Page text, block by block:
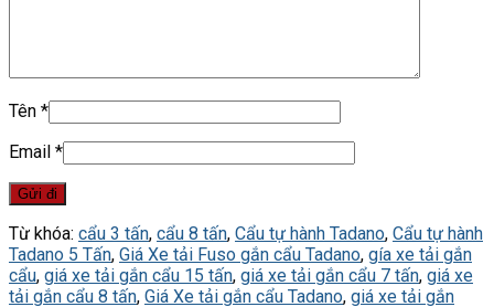
Tên *
Email *
Từ khóa: cẩu 3 tấn, cẩu 8 tấn, Cẩu tự hành Tadano, Cẩu tự hành
Tadano 5 Tấn, Giá Xe tải Fuso gắn cẩu Tadano, gía xe tải gắn
cẩu, giá xe tải gắn cẩu 15 tấn, giá xe tải gắn cẩu 7 tấn, giá xe
tải gắn cẩu 8 tấn, Giá Xe tải gắn cẩu Tadano, giá xe tải gắn